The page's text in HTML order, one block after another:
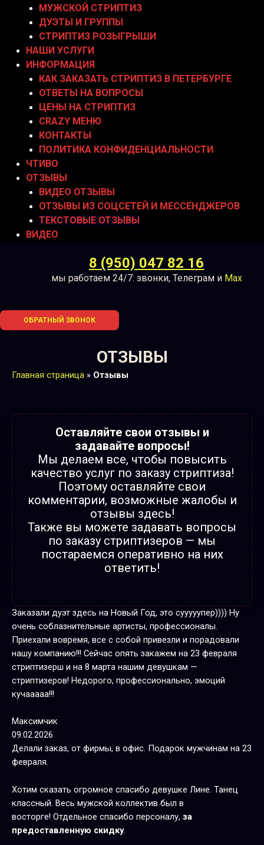
МУЖСКОЙ СТРИПТИЗ
ДУЭТЫ И ГРУППЫ
СТРИПТИЗ РОЗЫГРЫШИ
НАШИ УСЛУГИ
ИНФОРМАЦИЯ
КАК ЗАКАЗАТЬ СТРИПТИЗ В ПЕТЕРБУРГЕ
ОТВЕТЫ НА ВОПРОСЫ
ЦЕНЫ НА СТРИПТИЗ
CRAZY МЕНЮ
КОНТАКТЫ
ПОЛИТИКА КОНФИДЕНЦИАЛЬНОСТИ
ЧТИВО
ОТЗЫВЫ
ВИДЕО ОТЗЫВЫ
ОТЗЫВЫ ИЗ СОЦСЕТЕЙ И МЕССЕНДЖЕРОВ
ТЕКСТОВЫЕ ОТЗЫВЫ
ВИДЕО
8 (950) 047 82 16
мы работаем 24/7: звонки, Телеграм и Max
ОБРАТНЫЙ ЗВОНОК
ОТЗЫВЫ
Главная страница » Отзывы
Оставляйте свои отзывы и
задавайте вопросы!
Мы делаем все, чтобы повысить
качество услуг по заказу стриптиза!
Поэтому оставляйте свои
комментарии, возможные жалобы и
отзывы здесь!
Также вы можете задавать вопросы
по заказу стриптизеров — мы
постараемся оперативно на них
ответить!
Заказали дуэт здесь на Новый Год, это сууууупер)))) Ну
очень соблазнительные артисты, профессионалы.
Приехали вовремя, все с собой привезли и порадовали
нашу компанию!!! Сейчас опять закажем на 23 февраля
стриптизерш и на 8 марта нашим девушкам —
стриптизеров! Недорого, профессионально, эмоций
кучааааа!!!
Максимчик
09.02.2026
Делали заказ, от фирмы, в офис. Подарок мужчинам на 23
февраля.
Хотим сказать огромное спасибо девушке Лине. Танец
классный. Весь мужской коллектив был в
восторге! Отдельное спасибо персоналу, за
предоставленную скидку.